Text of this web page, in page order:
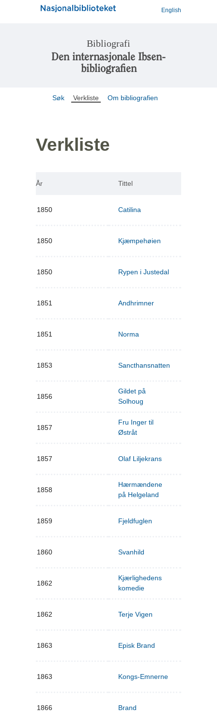
English
Bibliografi
Den internasjonale Ibsen-
bibliografien
Søk Verkliste Om bibliografien
Verkliste
År Tittel
1850 Catilina
1850 Kjæmpehøien
1850 Rypen i Justedal
1851 Andhrimner
1851 Norma
1853 Sancthansnatten
1856
Gildet på
Solhoug
1857
Fru Inger til
Østråt
1857 Olaf Liljekrans
1858
Hærmændene
på Helgeland
1859 Fjeldfuglen
1860 Svanhild
1862
Kjærlighedens
komedie
1862 Terje Vigen
1863 Episk Brand
1863 Kongs-Emnerne
1866 Brand